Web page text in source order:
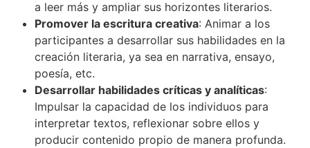
a leer más y ampliar sus horizontes literarios.
Promover la escritura creativa: Animar a los
participantes a desarrollar sus habilidades en la
creación literaria, ya sea en narrativa, ensayo,
poesía, etc.
Desarrollar habilidades críticas y analíticas:
Impulsar la capacidad de los individuos para
interpretar textos, reflexionar sobre ellos y
producir contenido propio de manera profunda.